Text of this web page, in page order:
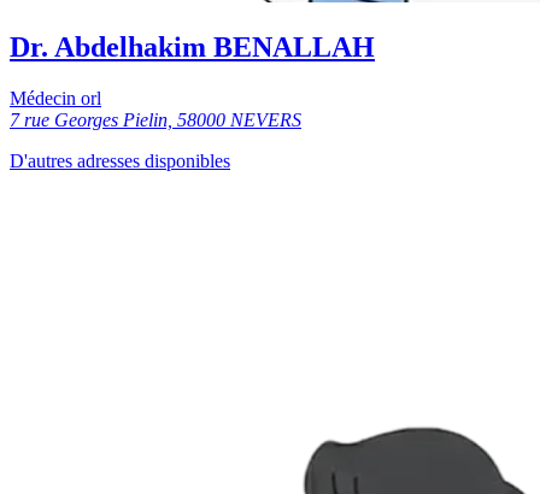
Dr. Abdelhakim BENALLAH
Médecin orl
7 rue Georges Pielin, 58000 NEVERS
D'autres adresses disponibles